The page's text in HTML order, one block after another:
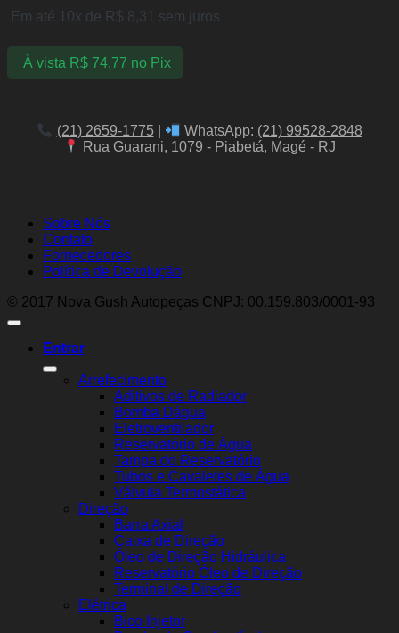
Em até 10x de R$ 8,31 sem juros
À vista R$74,77 no Pix
(21) 2659-1775| WhatsApp: (21) 99528-2848
Rua Guarani, 1079 - Piabetá, Magé - RJ
Sobre Nós
Contato
Fornecedores
Política de Devolução
© 2017 Nova Gush Autopeças CNPJ: 00.159.803/0001-93
Entrar
Arrefecimento
Aditivos de Radiador
Bomba Dágua
Eletroventilador
Reservatório de Água
Tampa do Reservatório
Tubos e Cavaletes de Água
Válvula Termostática
Direção
Barra Axial
Caixa de Direção
Óleo de Direção Hidráulica
Reservatório Óleo de Direção
Terminal de Direção
Elétrica
Bico Injetor